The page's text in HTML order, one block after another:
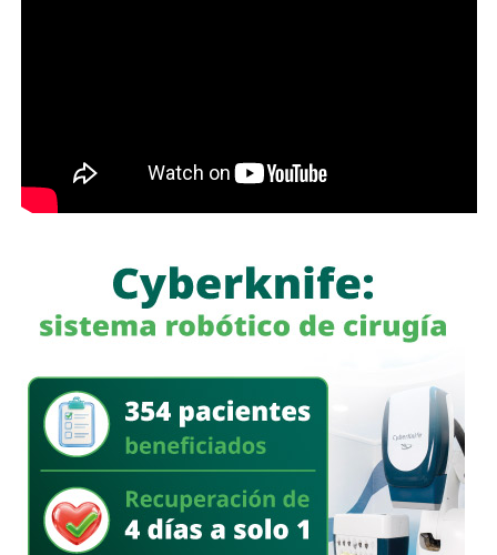
Históricamente propiedad de la familia Koplowitz,FCC se
consolidó como una de las constructoras más